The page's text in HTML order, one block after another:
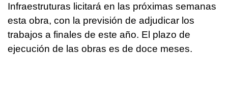
Infraestruturas licitará en las próximas semanas
esta obra, con la previsión de adjudicar los
trabajos a finales de este año. El plazo de
ejecución de las obras es de doce meses.